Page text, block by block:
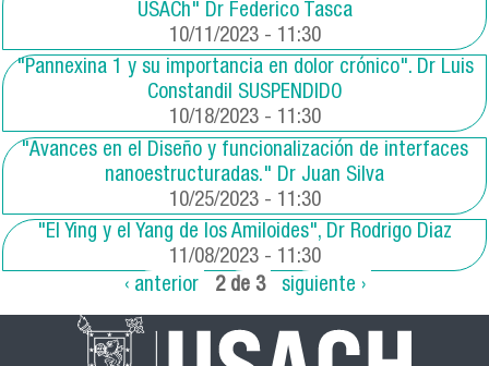
USACh" Dr Federico Tasca
10/11/2023 - 11:30
"Pannexina 1 y su importancia en dolor crónico". Dr Luis
Constandil SUSPENDIDO
10/18/2023 - 11:30
"Avances en el Diseño y funcionalización de interfaces
nanoestructuradas." Dr Juan Silva
10/25/2023 - 11:30
"El Ying y el Yang de los Amiloides", Dr Rodrigo Diaz
11/08/2023 - 11:30
‹ anterior
2 de 3 siguiente ›